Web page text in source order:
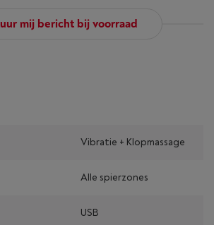
mij bericht bij voorraad
Vibratie + Klopmassage
Alle spierzones
USB